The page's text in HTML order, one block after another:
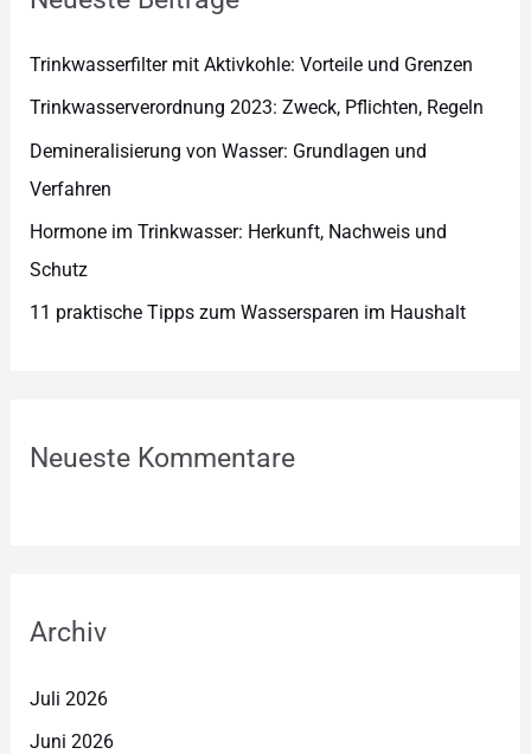
Trinkwasserfilter mit Aktivkohle: Vorteile und Grenzen
Trinkwasserverordnung 2023: Zweck, Pflichten, Regeln
Demineralisierung von Wasser: Grundlagen und
Verfahren
Hormone im Trinkwasser: Herkunft, Nachweis und
Schutz
11 praktische Tipps zum Wassersparen im Haushalt
Neueste Kommentare
Archiv
Juli 2026
Juni 2026
e
n